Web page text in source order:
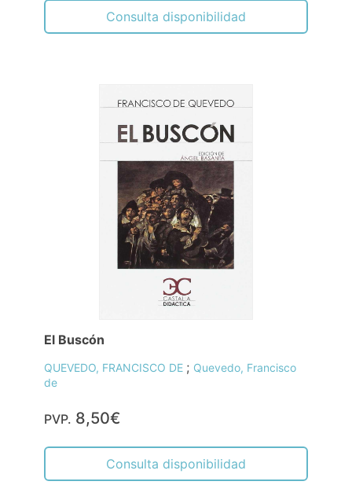
Consulta disponibilidad
El Buscón
QUEVEDO, FRANCISCO DE ; Quevedo, Francisco
de
PVP. 8,50€
Consulta disponibilidad